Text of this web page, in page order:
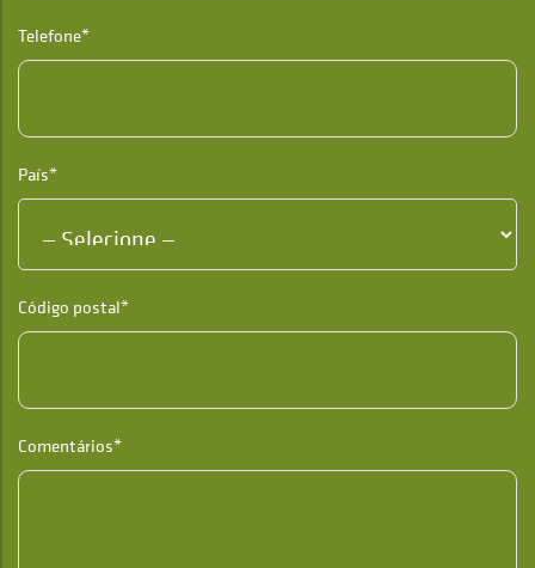
Telefone*
País*
Código postal*
Comentários*